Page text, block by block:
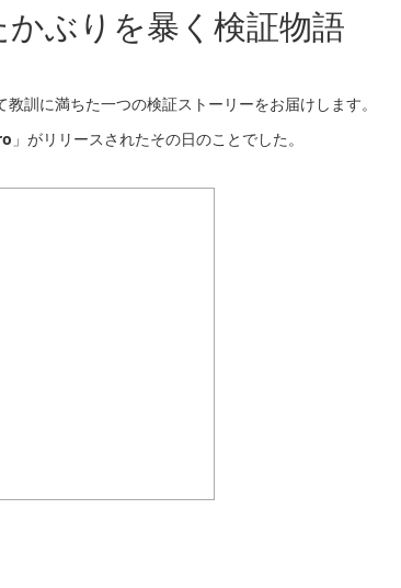
ぶりを暴く検証物語
訓に満ちた一つの検証ストーリーをお届けします。
」がリリースされたその日のことでした。